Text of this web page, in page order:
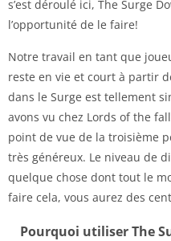
s’est déroulé ici, The Surge
l’opportunité de le faire!
Notre travail en tant que
reste en vie et court à partir
dans le Surge est tellement
avons vu chez Lords of the
point de vue de la troisième
très généreux. Le niveau de
quelque chose dont tout le
faire cela, vous aurez des
Pourquoi utiliser The